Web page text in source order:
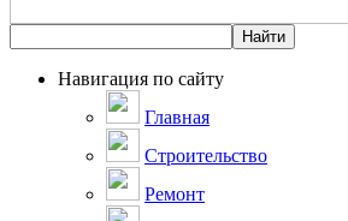
Навигация по сайту
Главная
Строительство
Ремонт